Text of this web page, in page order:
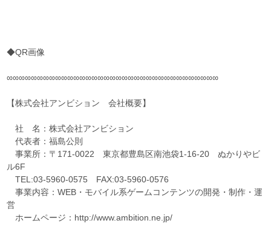
◆QR画像
∞∞∞∞∞∞∞∞∞∞∞∞∞∞∞∞∞∞∞∞∞∞∞∞∞∞∞∞∞∞∞∞∞∞∞
【株式会社アンビション 会社概要】
社 名：株式会社アンビション
代表者：福島公則
事業所：〒171-0022 東京都豊島区南池袋1-16-20 ぬかりやビ
ル6F
TEL:03-5960-0575 FAX:03-5960-0576
事業内容：WEB・モバイル系ゲームコンテンツの開発・制作・運
営
ホームページ：http://www.ambition.ne.jp/